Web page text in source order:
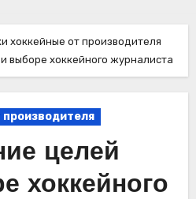
хоккейные от производителя
выборе хоккейного журналиста
целей
хоккейного